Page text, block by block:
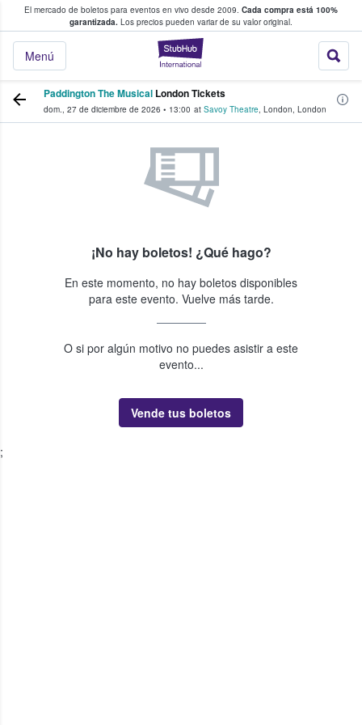
El mercado de boletos para eventos en vivo desde 2009. Cada compra está 100%
garantizada. Los precios pueden variar de su valor original.
StubHub: donde
Menú
fans compran y venden boletos
Paddington The Musical London Tickets
dom., 27 de diciembre de 2026 • 13:00 at Savoy Theatre, London, London
¡No hay boletos! ¿Qué hago?
En este momento, no hay boletos disponibles
para este evento. Vuelve más tarde.
O si por algún motivo no puedes asistir a este
evento...
Vende tus boletos
;